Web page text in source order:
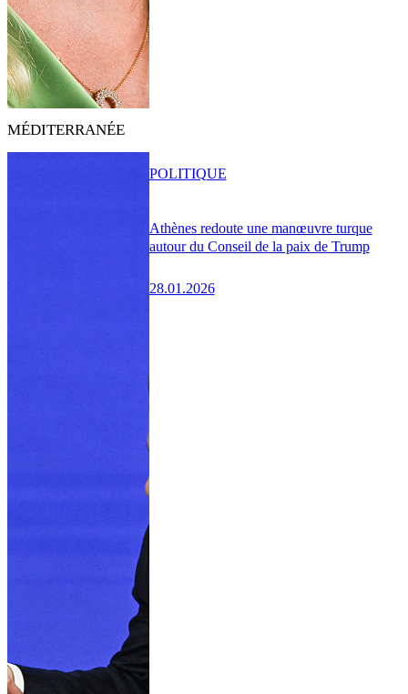
MÉDITERRANÉE
Athènes redoute une manœuvre turque
autour du Conseil de la paix de Trump
28.01.2026
POLITIQUE